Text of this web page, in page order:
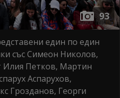
93
един по един
със Симеон Николов,
Илия Петков, Мартин
Аспарухов,
Грозданов, Георги